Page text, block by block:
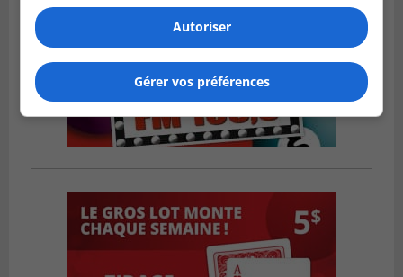
Autoriser
Gérer vos préférences